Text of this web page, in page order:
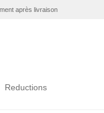
après livraison
Reductions